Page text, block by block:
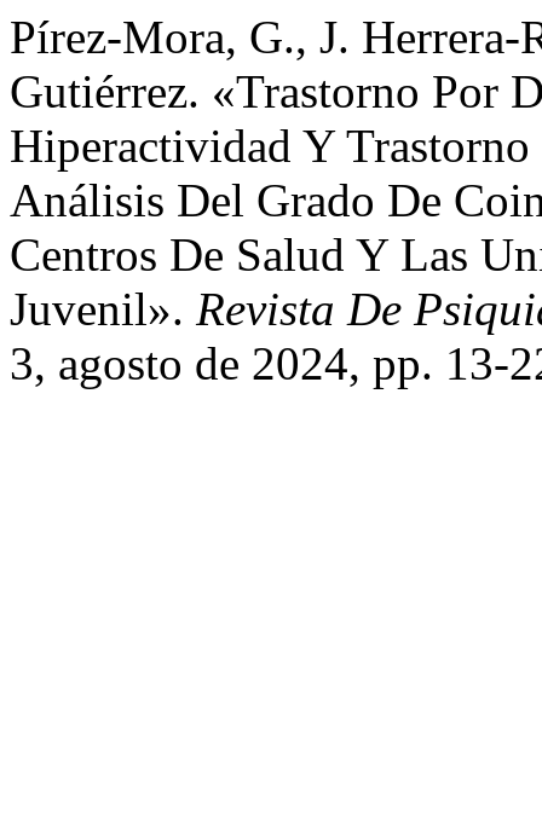
Pírez-Mora, G., J.
Gutiérrez. «Trastorno Por
Hiperactividad Y
Análisis Del Grado De
Centros De Salud Y Las
Juvenil». Revista De
3, agosto de 2024, pp. 13-